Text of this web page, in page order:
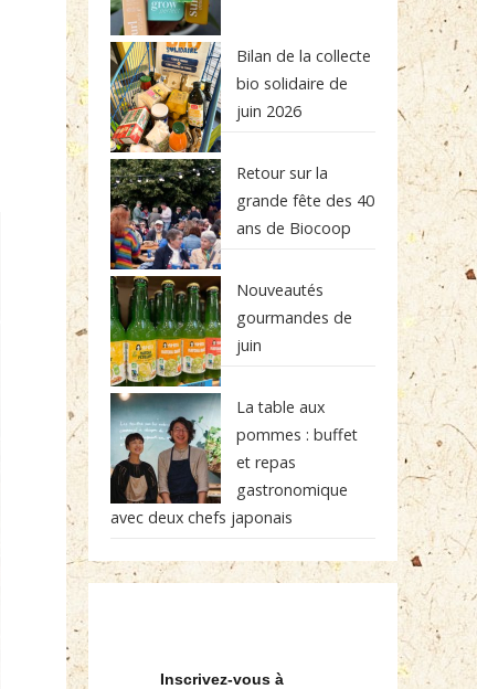
Bilan de la collecte
bio solidaire de
juin 2026
Retour sur la
grande fête des 40
ans de Biocoop
Nouveautés
gourmandes de
juin
La table aux
pommes : buffet
et repas
gastronomique
avec deux chefs japonais
Inscrivez-vous à